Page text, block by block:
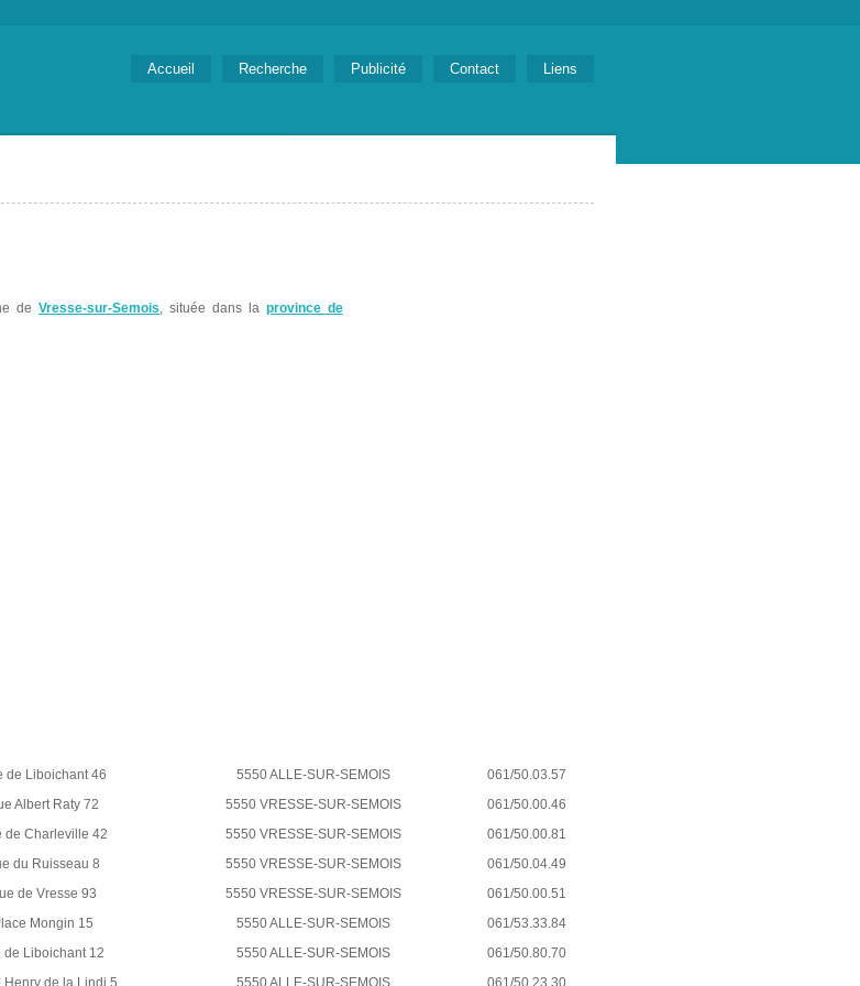
Accueil Recherche Publicité Contact Liens
de Vresse-sur-Semois, située dans la province de
de Liboichant 46 5550 ALLE-SUR-SEMOIS
061/50.03.57
Albert Raty 72 5550 VRESSE-SUR-SEMOIS
061/50.00.46
de Charleville 42 5550 VRESSE-SUR-SEMOIS
061/50.00.81
du Ruisseau 8 5550 VRESSE-SUR-SEMOIS
061/50.04.49
de Vresse 93 5550 VRESSE-SUR-SEMOIS
061/50.00.51
Mongin 15 5550 ALLE-SUR-SEMOIS
061/53.33.84
de Liboichant 12 5550 ALLE-SUR-SEMOIS
061/50.80.70
Henry de la Lindi 5 5550 ALLE-SUR-SEMOIS 061/50.23.30